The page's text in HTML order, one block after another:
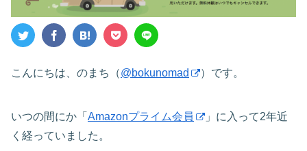
こんにちは、のまち（@bokunomad ）です。
いつの間にか「 Amazonプライム会員
」に入って2年近
く経っていました。